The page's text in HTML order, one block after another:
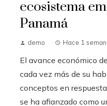
ecosistema
Panamá
demo Hace 1
El avance económico
cada vez más de su
conceptos en
se ha afianzado como